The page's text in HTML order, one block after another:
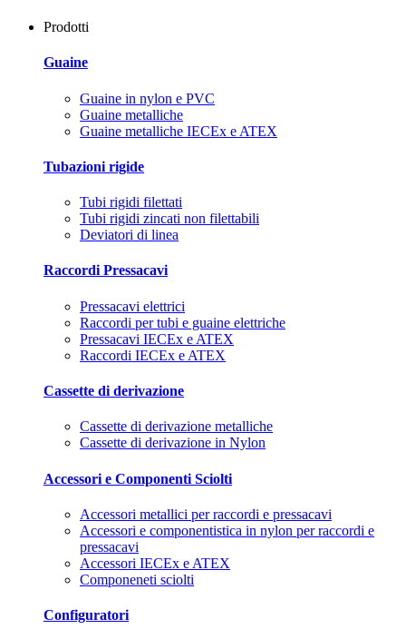
Prodotti
Guaine
Guaine in nylon e PVC
Guaine metalliche
Guaine metalliche IECEx e ATEX
Tubazioni rigide
Tubi rigidi filettati
Tubi rigidi zincati non filettabili
Deviatori di linea
Raccordi Pressacavi
Pressacavi elettrici
Raccordi per tubi e guaine elettriche
Pressacavi IECEx e ATEX
Raccordi IECEx e ATEX
Cassette di derivazione
Cassette di derivazione metalliche
Cassette di derivazione in Nylon
Accessori e Componenti Sciolti
Accessori metallici per raccordi e pressacavi
Accessori e componentistica in nylon per raccordi e
pressacavi
Accessori IECEx e ATEX
Componeneti sciolti
Configuratori